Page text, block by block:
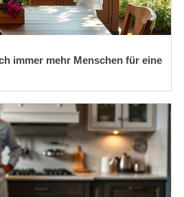
immer mehr Menschen für eine